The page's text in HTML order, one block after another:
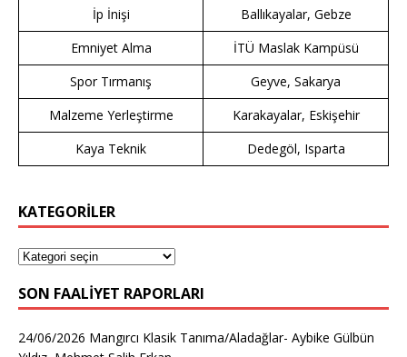
İp İnişi
Ballıkayalar, Gebze
Emniyet Alma
İTÜ Maslak Kampüsü
Spor Tırmanış
Geyve, Sakarya
Malzeme Yerleştirme
Karakayalar, Eskişehir
Kaya Teknik
Dedegöl, Isparta
KATEGORİLER
SON FAALIYET RAPORLARI
24/06/2026 Mangırcı Klasik Tanıma/Aladağlar- Aybike Gülbün